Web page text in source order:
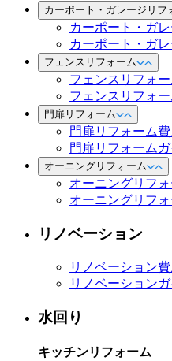
カーポート・ガレージリフ
カーポート・ガ
カーポート・ガ
フェンスリフォーム
フェンスリフォ
フェンスリフォ
門扉リフォーム
門扉リフォーム
門扉リフォームガ
オーニングリフォーム
オーニングリフ
オーニングリフ
リノベーション
リノベーション
リノベーション
水回り
キッチンリフォーム